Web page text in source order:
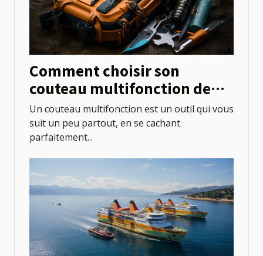
Comment choisir son
couteau multifonction de
camping ?
Un couteau multifonction est un outil qui vous
suit un peu partout, en se cachant
parfaitement...